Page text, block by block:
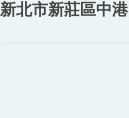
跳
到
新北市新莊區中